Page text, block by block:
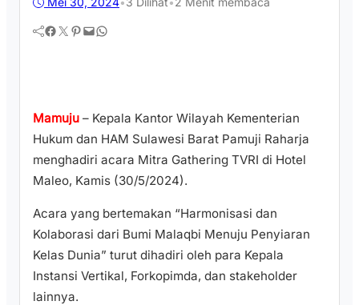
Facebook Twitter Pinterest Mail WhatsApp
Mamuju – Kepala Kantor Wilayah Kementerian
Hukum dan HAM Sulawesi Barat Pamuji Raharja
menghadiri acara Mitra Gathering TVRI di Hotel
Maleo, Kamis (30/5/2024).
Acara yang bertemakan “Harmonisasi dan
Kolaborasi dari Bumi Malaqbi Menuju Penyiaran
Kelas Dunia” turut dihadiri oleh para Kepala
Instansi Vertikal, Forkopimda, dan stakeholder
lainnya.